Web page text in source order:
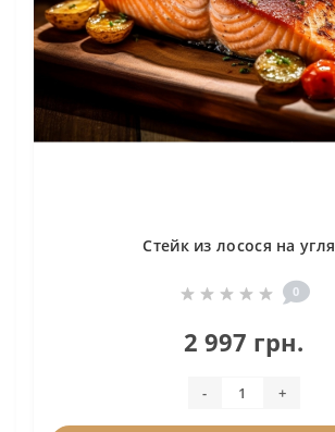
Стейк из лосося на
0
2 997 грн.
- +